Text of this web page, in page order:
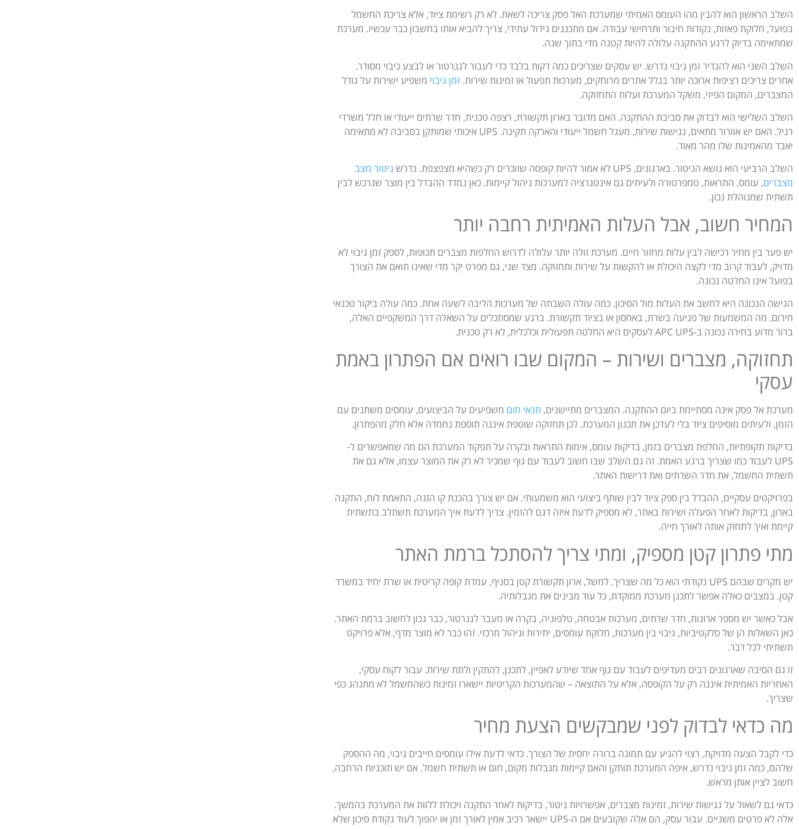
השלב הראשון הוא להבין מהו העומס האמיתי שמערכת האל פסק צריכה לשאת. לא רק רשימת ציוד, אלא צריכת החשמל
בפועל, חלוקת פאזות, נקודות חיבור ותרחישי עבודה. אם מתכננים גידול עתידי, צריך להביא אותו בחשבון כבר עכשיו. מערכת
שמתאימה בדיוק לרגע ההתקנה עלולה להיות קטנה מדי בתוך שנה.
השלב השני הוא להגדיר זמן גיבוי נדרש. יש עסקים שצריכים כמה דקות בלבד כדי לעבור לגנרטור או לבצע כיבוי מסודר.
אחרים צריכים רציפות ארוכה יותר בגלל אתרים מרוחקים, מערכות תפעול או זמינות שירות. זמן גיבוי משפיע ישירות על גודל
המצברים, המקום הפיזי, משקל המערכת ועלות התחזוקה.
השלב השלישי הוא לבדוק את סביבת ההתקנה. האם מדובר בארון תקשורת, רצפה טכנית, חדר שרתים ייעודי או חלל משרדי
רגיל. האם יש אוורור מתאים, נגישות שירות, מעגל חשמל ייעודי והארקה תקינה. UPS איכותי שמותקן בסביבה לא מתאימה
יאבד מהאמינות שלו מהר מאוד.
השלב הרביעי הוא נושא הניטור. בארגונים, UPS לא אמור להיות קופסה שזוכרים רק כשהיא מצפצפת. נדרש
ניטור מצב
מצברים, עומס, התראות, טמפרטורה ולעיתים גם אינטגרציה למערכות ניהול קיימות. כאן נמדד ההבדל בין מוצר שנרכש לבין
תשתית שמנוהלת נכון.
המחיר חשוב, אבל העלות האמיתית רחבה יותר
יש פער בין מחיר רכישה לבין עלות מחזור חיים. מערכת זולה יותר עלולה לדרוש החלפות מצברים תכופות, לספק זמן גיבוי לא
מדויק, לעבוד קרוב מדי לקצה היכולת או להקשות על שירות ותחזוקה. מצד שני, גם מפרט יקר מדי שאינו תואם את הצורך
בפועל אינו החלטה נכונה.
הגישה הנכונה היא לחשב את העלות מול הסיכון. כמה עולה השבתה של מערכות הליבה לשעה אחת. כמה עולה ביקור טכנאי
חירום. מה המשמעות של פגיעה בשרת, באחסון או בציוד תקשורת. ברגע שמסתכלים על השאלה דרך המשקפיים האלה,
ברור מדוע בחירה נכונה ב-APC UPS לעסקים היא החלטה תפעולית וכלכלית, לא רק טכנית.
תחזוקה, מצברים ושירות – המקום שבו רואים אם הפתרון באמת
עסקי
מערכת אל פסק אינה מסתיימת ביום ההתקנה. המצברים מתיישנים, תנאי חום משפיעים על הביצועים, עומסים משתנים עם
הזמן, ולעיתים מוסיפים ציוד בלי לעדכן את תכנון המערכת. לכן תחזוקה שוטפת איננה תוספת נחמדה אלא חלק מהפתרון.
בדיקות תקופתיות, החלפת מצברים בזמן, בדיקות עומס, אימות התראות ובקרה על תפקוד המערכת הם מה שמאפשרים ל-
UPS לעבוד כמו שצריך ברגע האמת. זה גם השלב שבו חשוב לעבוד עם גוף שמכיר לא רק את המוצר עצמו, אלא גם את
תשתית החשמל, את חדר השרתים ואת דרישות האתר.
בפרויקטים עסקיים, ההבדל בין ספק ציוד לבין שותף ביצועי הוא משמעותי. אם יש צורך בהכנת קו הזנה, התאמת לוח, התקנה
בארון, בדיקות לאחר הפעלה ושירות באתר, לא מספיק לדעת איזה דגם להזמין. צריך לדעת איך המערכת תשתלב בתשתית
קיימת ואיך לתחזק אותה לאורך חייה.
מתי פתרון קטן מספיק, ומתי צריך להסתכל ברמת האתר
יש מקרים שבהם UPS נקודתי הוא כל מה שצריך. למשל, ארון תקשורת קטן בסניף, עמדת קופה קריטית או שרת יחיד במשרד
קטן. במצבים כאלה אפשר לתכנן מערכת ממוקדת, כל עוד מבינים את מגבלותיה.
אבל כאשר יש מספר ארונות, חדר שרתים, מערכות אבטחה, טלפוניה, בקרה או מעבר לגנרטור, כבר נכון לחשוב ברמת האתר.
כאן השאלות הן של סלקטיביות, גיבוי בין מערכות, חלוקת עומסים, יתירות וניהול מרכזי. זהו כבר לא מוצר מדף, אלא פרויקט
תשתיתי לכל דבר.
זו גם הסיבה שארגונים רבים מעדיפים לעבוד עם גוף אחד שיודע לאפיין, לתכנן, להתקין ולתת שירות. עבור לקוח עסקי,
האחריות האמיתית איננה רק על הקופסה, אלא על התוצאה – שהמערכות הקריטיות יישארו זמינות כשהחשמל לא מתנהג כפי
שצריך.
מה כדאי לבדוק לפני שמבקשים הצעת מחיר
כדי לקבל הצעה מדויקת, רצוי להגיע עם תמונה ברורה יחסית של הצורך. כדאי לדעת אילו עומסים חייבים גיבוי, מה ההספק
שלהם, כמה זמן גיבוי נדרש, איפה המערכת תותקן והאם קיימות מגבלות מקום, חום או תשתית חשמל. אם יש תוכניות הרחבה,
חשוב לציין אותן מראש.
כדאי גם לשאול על נגישות שירות, זמינות מצברים, אפשרויות ניטור, בדיקות לאחר התקנה ויכולת ללוות את המערכת בהמשך.
אלה לא פרטים משניים. עבור עסק, הם אלה שקובעים אם ה-UPS יישאר רכיב אמין לאורך זמן או יהפוך לעוד נקודת סיכון שלא